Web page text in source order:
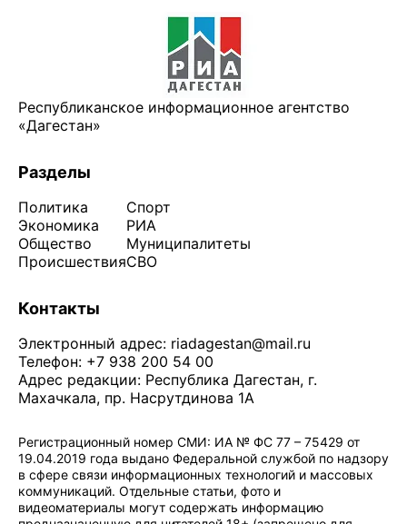
Республиканское информационное агентство
«Дагестан»
Разделы
Политика
Экономика
Общество
Происшествия
Спорт
РИА
Муниципалитеты
СВО
Контакты
Электронный адрес: riadagestan@mail.ru
Телефон: +7 938 200 54 00
Адрес редакции: Республика Дагестан, г.
Махачкала, пр. Насрутдинова 1А
Регистрационный номер СМИ: ИА № ФС 77 – 75429 от
19.04.2019 года выдано Федеральной службой по надзору
в сфере связи информационных технологий и массовых
коммуникаций. Отдельные статьи, фото и
видеоматериалы могут содержать информацию